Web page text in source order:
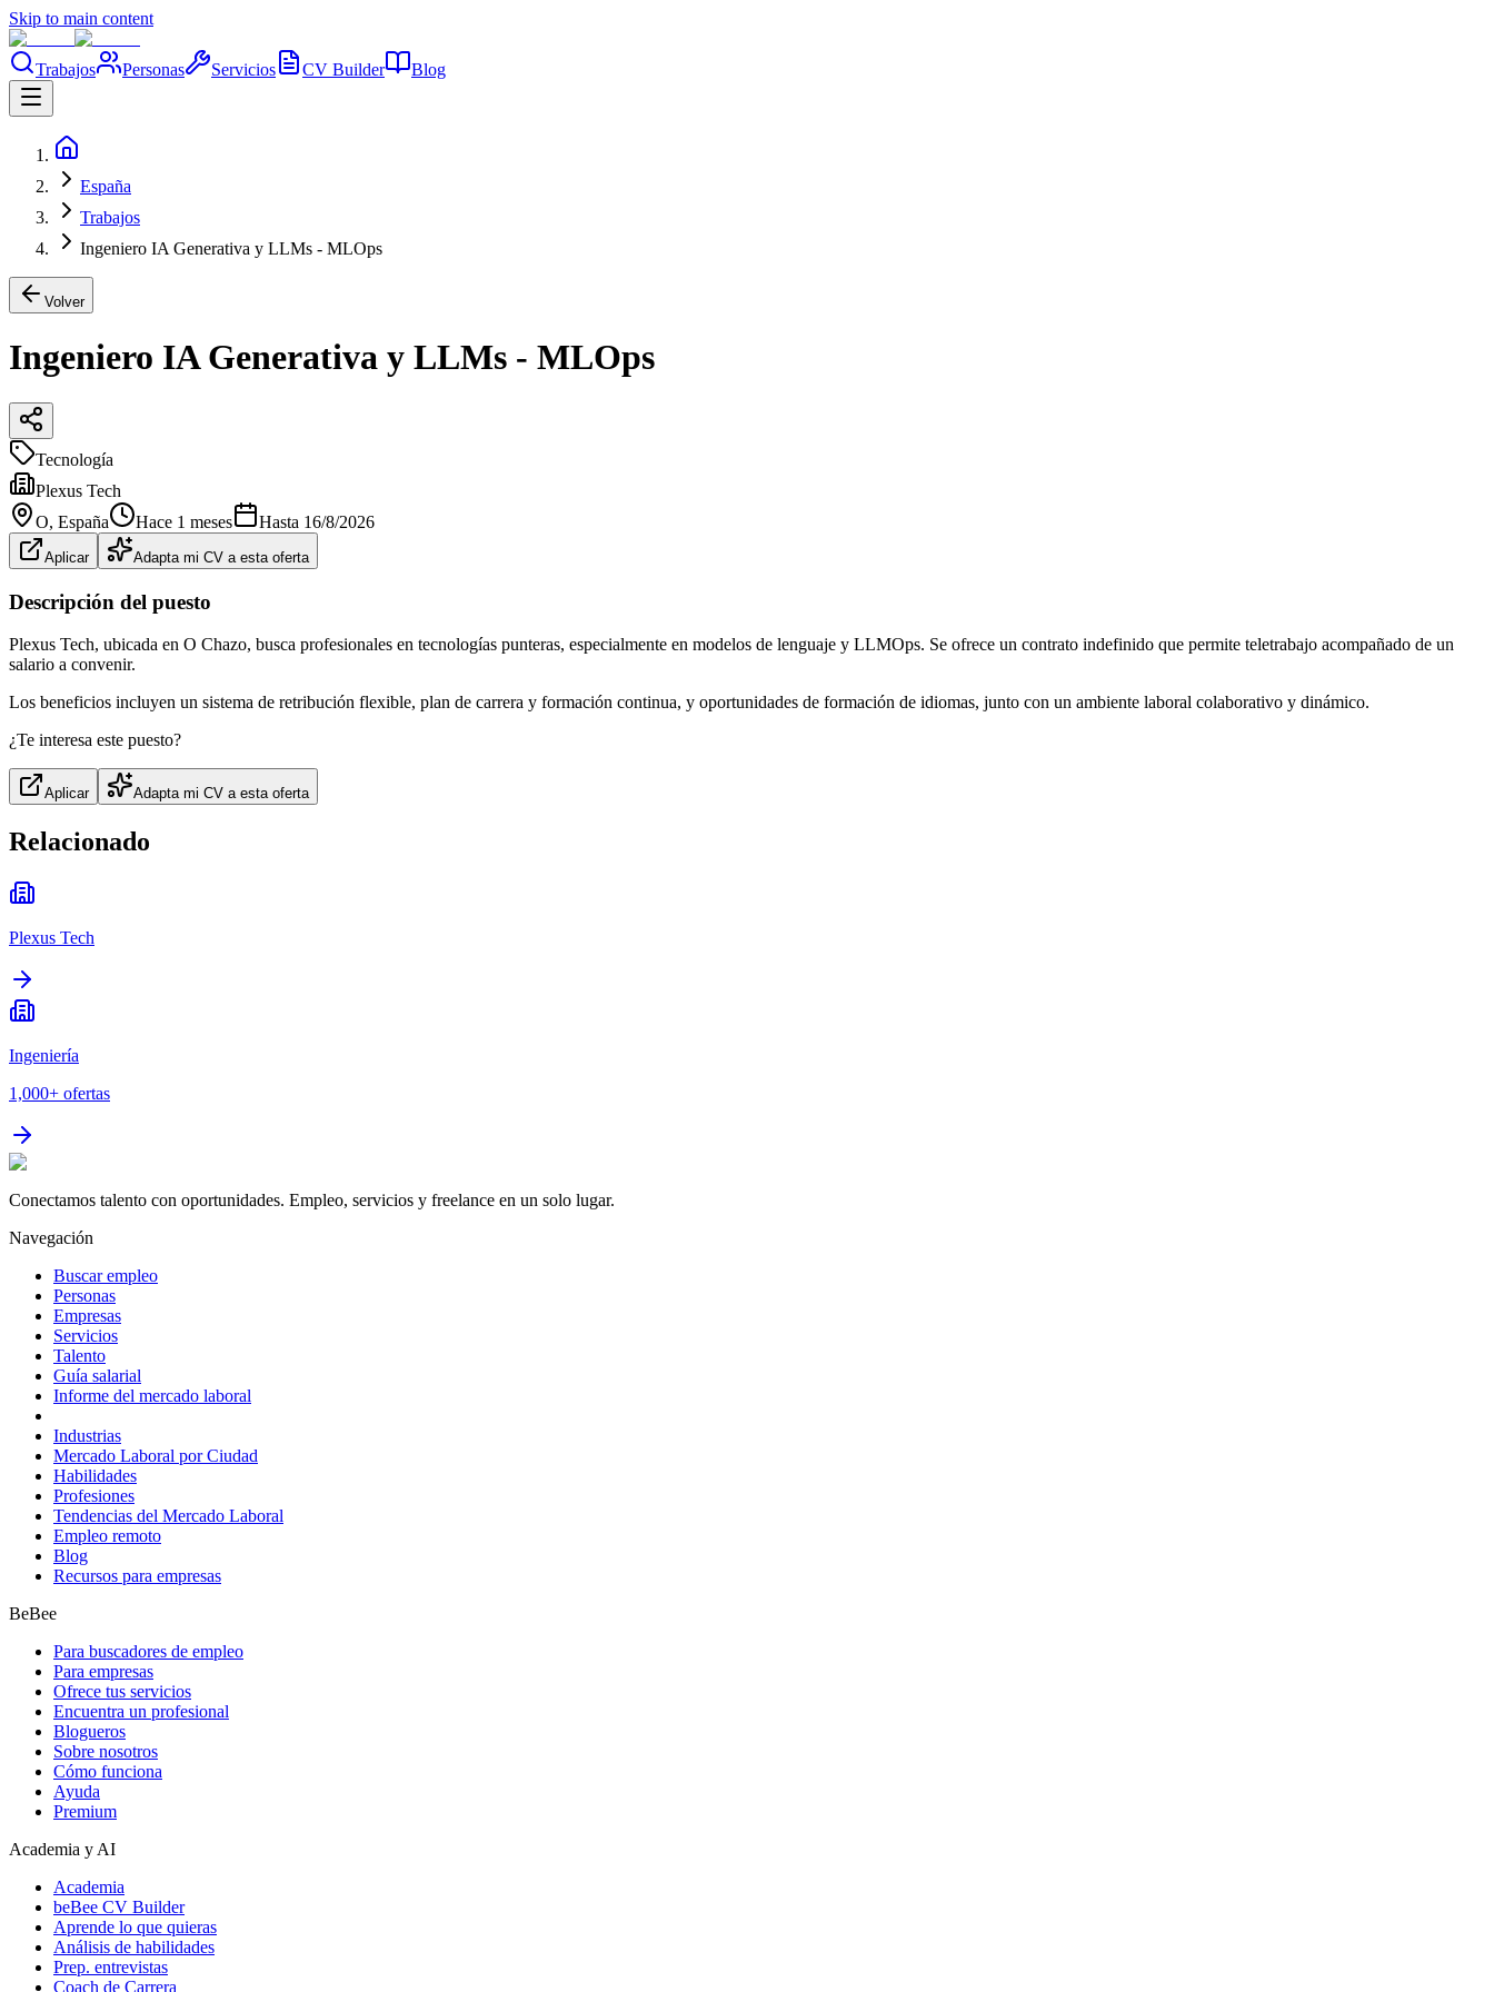
Skip to main content
Trabajos Personas Servicios CV Builder Blog
España
Trabajos
Ingeniero IA Generativa y LLMs - MLOps
Volver
Ingeniero IA Generativa y LLMs - MLOps
Tecnología
Plexus Tech
O, España Hace 1 meses Hasta 16/8/2026
Aplicar Adapta mi CV a esta oferta
Descripción del puesto
Plexus Tech, ubicada en O Chazo, busca profesionales en tecnologías punteras, especialmente en modelos de lenguaje y LLMOps. Se ofrece un contrato indefinido que permite teletrabajo acompañado de un
salario a convenir.
Los beneficios incluyen un sistema de retribución flexible, plan de carrera y formación continua, y oportunidades de formación de idiomas, junto con un ambiente laboral colaborativo y dinámico.
¿Te interesa este puesto?
Aplicar Adapta mi CV a esta oferta
Relacionado
Plexus Tech
Ingeniería
1,000+ ofertas
Conectamos talento con oportunidades. Empleo, servicios y freelance en un solo lugar.
Navegación
Buscar empleo
Personas
Empresas
Servicios
Talento
Guía salarial
Informe del mercado laboral
Industrias
Mercado Laboral por Ciudad
Habilidades
Profesiones
Tendencias del Mercado Laboral
Empleo remoto
Blog
Recursos para empresas
BeBee
Para buscadores de empleo
Para empresas
Ofrece tus servicios
Encuentra un profesional
Blogueros
Sobre nosotros
Cómo funciona
Ayuda
Premium
Academia y AI
Academia
beBee CV Builder
Aprende lo que quieras
Análisis de habilidades
Prep. entrevistas
Coach de Carrera